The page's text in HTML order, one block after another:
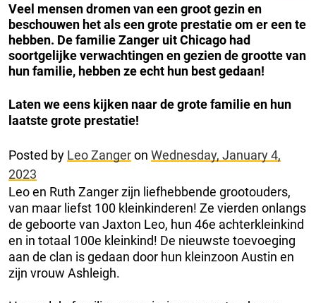
Veel mensen dromen van een groot gezin en
beschouwen het als een grote prestatie om er een te
hebben. De familie Zanger uit Chicago had
soortgelijke verwachtingen en gezien de grootte van
hun familie, hebben ze echt hun best gedaan!
Laten we eens kijken naar de grote familie en hun
laatste grote prestatie!
Posted by Leo Zangeron Wednesday, January 4,
2023
Leo en Ruth Zanger zijn liefhebbende grootouders,
van maar liefst 100 kleinkinderen! Ze vierden onlangs
de geboorte van Jaxton Leo, hun 46e achterkleinkind
en in totaal 100e kleinkind! De nieuwste toevoeging
aan de clan is gedaan door hun kleinzoon Austin en
zijn vrouw Ashleigh.